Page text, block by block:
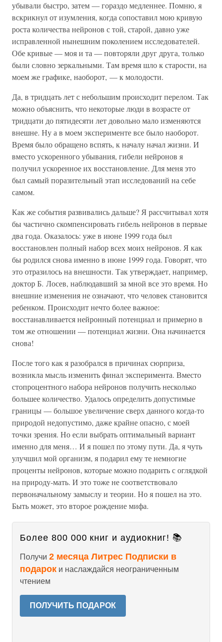
убывали быстро, затем — гораздо медленнее. Помню, я
вскрикнул от изумления, когда сопоставил мою кривую
роста количества нейронов с той, старой, давно уже
исправленной нынешним поколением исследователей.
Обе кривые — моя и та — повторяли друг друга, только
были словно зеркальными. Там время шло к старости, на
моем же графике, наоборот, — к молодости.
Да, в тридцать лет с небольшим происходит перелом. Так
можно объяснить, что некоторые люди в возрасте от
тридцати до пятидесяти лет довольно мало изменяются
внешне. Ну а в моем эксперименте все было наоборот.
Время было обращено вспять, к началу начал жизни. И
вместо ускоренного убывания, гибели нейронов я
получил ускоренное их восстановление. Для меня это
был самый поразительный этап исследований на себе
самом.
Как же события развивались дальше? Я рассчитывал хотя
бы частично скомпенсировать гибель нейронов в первые
два года. Оказалось: уже в июне 1999 года был
восстановлен полный набор всех моих нейронов. Я как
бы родился снова именно в июне 1999 года. Говорят, что
это отразилось на внешности. Так утверждает, например,
доктор Б. Лосев, наблюдавший за мной все это время. Но
внешние изменения не означают, что человек становится
ребенком. Происходит нечто более важное:
восстанавливается нейронный потенциал и примерно в
том же отношении — потенциал жизни. Она начинается
снова!
После того как я разобрался в причинах сюрприза,
возникла мысль изменить финал эксперимента. Вместо
стопроцентного набора нейронов получить несколько
большее количество. Удалось определить допустимые
границы — большое увеличение сверх данного когда-то
природой недопустимо, даже крайне опасно, с моей
точки зрения. Но если выбрать оптимальный вариант
именно для меня… И я пошел по этому пути. Да, я чуть
улучшил мой организм, я подарил ему те немногие
проценты нейронов, которые можно подарить с оглядкой
на природу-мать. И это тоже не соответствовало
первоначальному замыслу и теории. Но я пошел на это.
Быть может, это второе рождение мифа.
Более 800 000 книг и аудиокниг! 📚
Получи 2 месяца Литрес Подписки в
подарок и наслаждайся неограниченным
чтением
ПОЛУЧИТЬ ПОДАРОК